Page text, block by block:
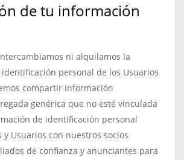
de tu información
ni alquilamos la
personal de los Usuarios
compartir información
genérica que no esté vinculada
de identificación personal
Usuarios con nuestros socios
de confianza y anunciantes para